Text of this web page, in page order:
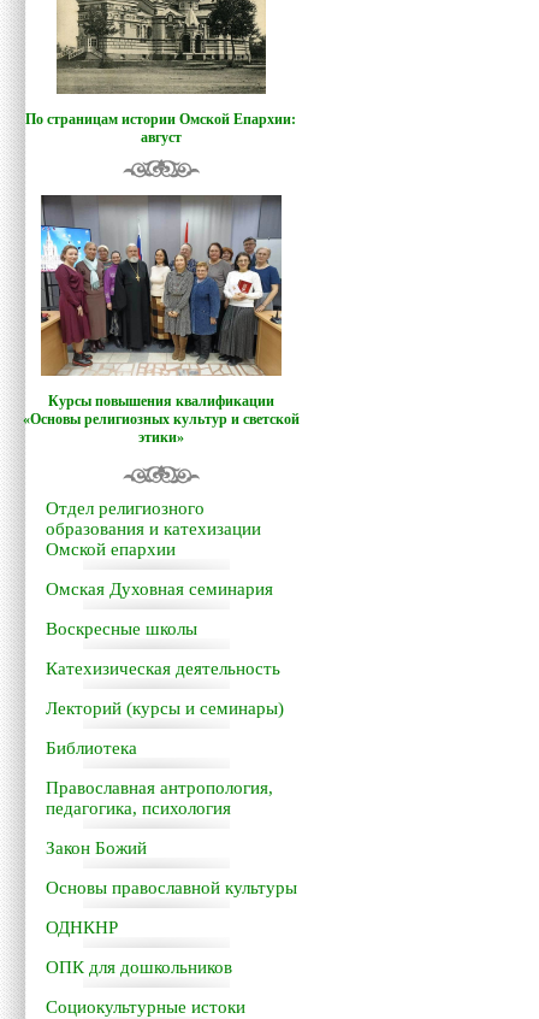
По страницам истории Омской Епархии:
август
Курсы повышения квалификации
«Основы религиозных культур и светской
этики»
Отдел религиозного
образования и катехизации
Омской епархии
Омская Духовная семинария
Воскресные школы
Катехизическая деятельность
Лекторий (курсы и семинары)
Библиотека
Православная антропология,
педагогика, психология
Закон Божий
Основы православной культуры
ОДНКНР
ОПК для дошкольников
Социокультурные истоки